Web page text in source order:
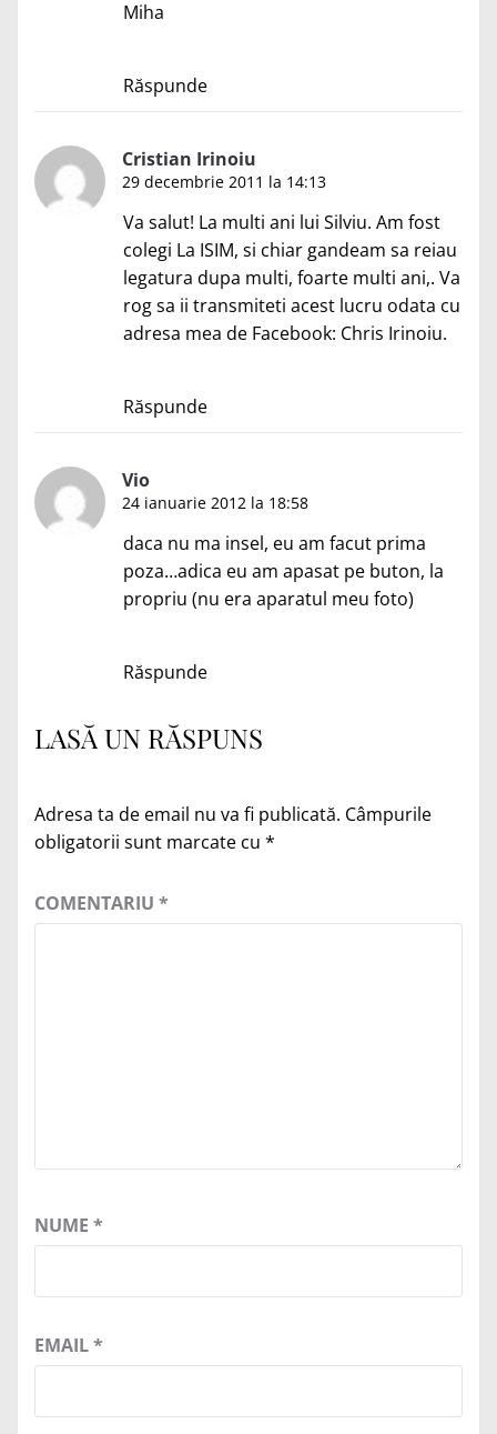
Miha
Răspunde
Cristian Irinoiu
29 decembrie 2011 la 14:13
Va salut! La multi ani lui Silviu. Am fost
colegi La ISIM, si chiar gandeam sa reiau
legatura dupa multi, foarte multi ani,. Va
rog sa ii transmiteti acest lucru odata cu
adresa mea de Facebook: Chris Irinoiu.
Răspunde
Vio
24 ianuarie 2012 la 18:58
daca nu ma insel, eu am facut prima
poza…adica eu am apasat pe buton, la
propriu (nu era aparatul meu foto)
Răspunde
LASĂ UN RĂSPUNS
Adresa ta de email nu va fi publicată. Câmpurile
obligatorii sunt marcate cu *
COMENTARIU *
NUME *
EMAIL*